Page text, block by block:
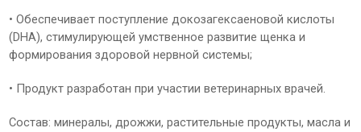
• Обеспечивает поступление докозагексаеновой кислоты
(DHA), стимулирующей умственное развитие щенка и
формирования здоровой нервной системы;
• Продукт разработан при участии ветеринарных врачей.
Состав: минералы, дрожжи, растительные продукты, масла и